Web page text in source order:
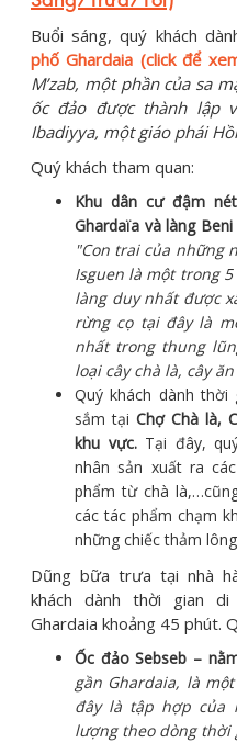
Buổi sáng, quý khách
phố Ghardaia (click để
M’zab, một phần của sa
ốc đảo được thành lập
Ibadiyya, một giáo phái
Quý khách tham quan:
Khu dân cư đậm
Ghardaïa và làng Beni
"Con trai của những
Isguen là một trong
làng duy nhất được
rừng cọ tại đây là
nhất trong thung
loại cây chà là, cây
Quý khách dành
sắm tại Chợ Chà là,
khu vực. Tại đây,
nhân sản xuất ra
phẩm từ chà
các tác phẩm chạm
những chiếc thảm
Dũng bữa trưa tại nhà
khách dành thời gian
Ghardaia khoảng 45 phút.
Ốc đảo Sebseb –
gần Ghardaia, là
đây là tập hợp của
lượng theo dòng thời